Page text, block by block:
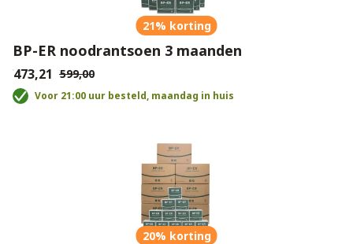
21% korting
BP-ER noodrantsoen 3 maanden
€473,21 €599,00
Voor 21:00 uur besteld, maandag in huis
20% korting